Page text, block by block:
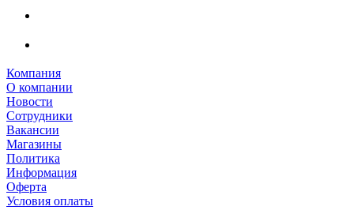
Компания
О компании
Новости
Сотрудники
Вакансии
Магазины
Политика
Информация
Оферта
Условия оплаты